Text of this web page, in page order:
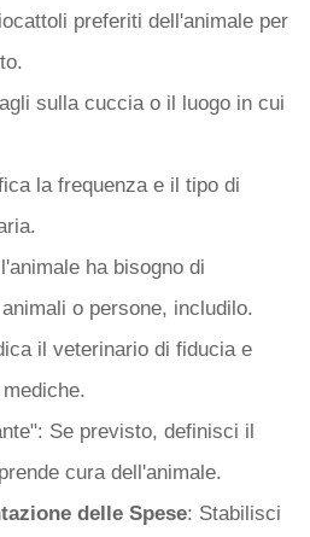
preferiti dell'animale per
sulla cuccia o il luogo in cui
la frequenza e il tipo di
ha bisogno di
o persone, includilo.
il veterinario di fiducia e
Se previsto, definisci il
cura dell'animale.
delle Spese: Stabilisci